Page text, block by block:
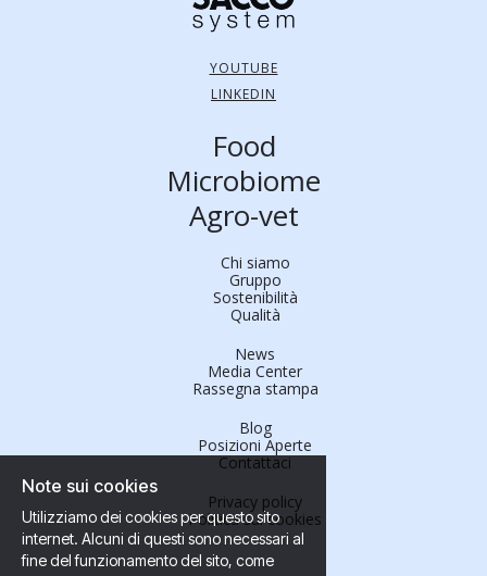
YOUTUBE
LINKEDIN
Food
Microbiome
Agro-vet
Chi siamo
Gruppo
Sostenibilità
Qualità
News
Media Center
Rassegna stampa
Blog
Posizioni Aperte
Contattaci
Privacy policy
Politica sui cookies
Note sui cookies
Utilizziamo dei cookies per questo sito
internet. Alcuni di questi sono necessari al
fine del funzionamento del sito, come